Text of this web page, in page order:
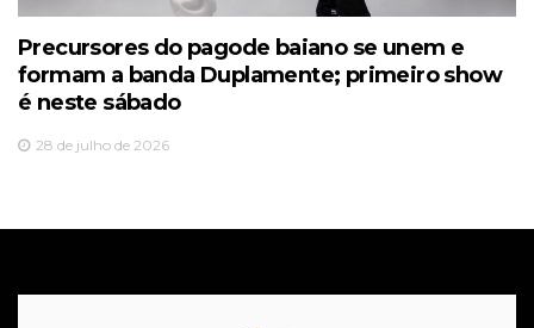
Precursores do pagode baiano se unem e
formam a banda Duplamente; primeiro show
é neste sábado
28 de julho de 2026